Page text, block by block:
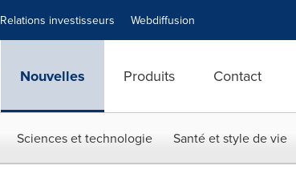
Relations investisseurs Webdiffusion
Nouvelles Produits Contact
Sciences et technologie Santé et style de vie